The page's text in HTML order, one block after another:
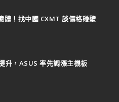
！找中國 CXMT 談價格碰壁
升，ASUS 率先調漲主機板